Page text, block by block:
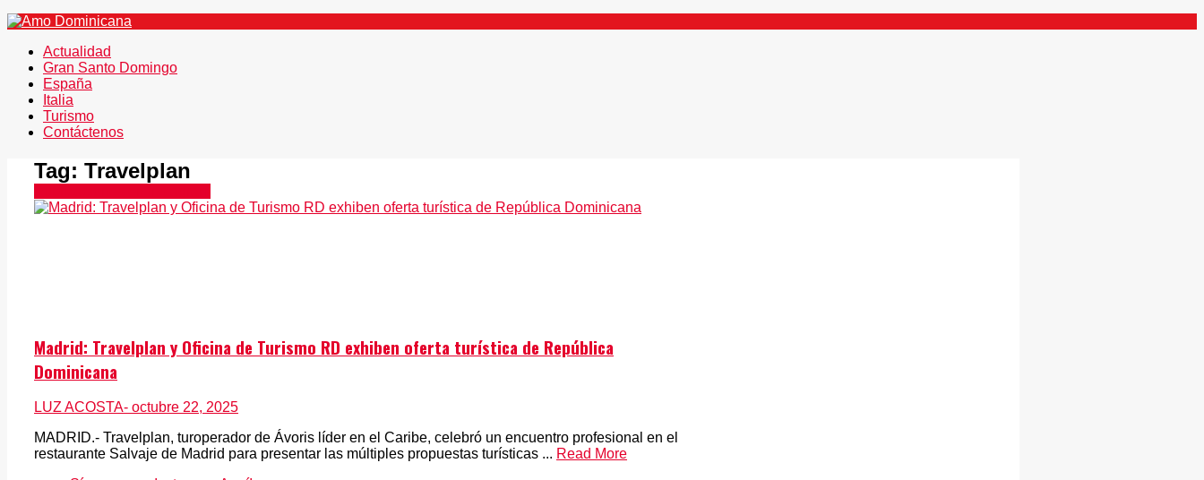
Actualidad
Gran Santo Domingo
España
Italia
Turismo
Contáctenos
Tag: Travelplan
Madrid: Travelplan y Oficina de Turismo RD exhiben oferta turística de República
Dominicana
LUZ ACOSTA- octubre 22, 2025
MADRID.- Travelplan, turoperador de Ávoris líder en el Caribe, celebró un encuentro profesional en el
restaurante Salvaje de Madrid para presentar las múltiples propuestas turísticas ... Read More